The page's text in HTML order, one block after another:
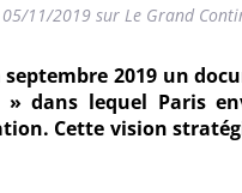
11/2019 sur Le Grand
2019 un
dans lequel Paris
Cette vision